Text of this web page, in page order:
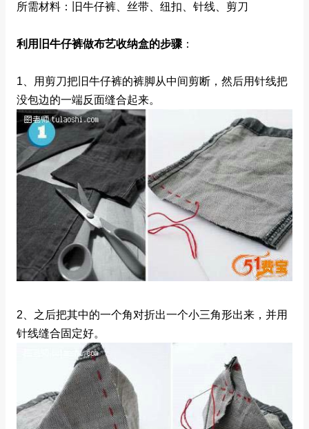
所需材料：旧牛仔裤、丝带、纽扣、针线、剪刀
利用旧牛仔裤做布艺收纳盒的步骤 ：
1、用剪刀把旧牛仔裤的裤脚从中间剪断，然后用针线把
没包边的一端反面缝合起来。
2、之后把其中的一个角对折出一个小三角形出来，并用
针线缝合固定好。